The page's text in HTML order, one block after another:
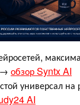
→ обзор Syntx AI
универсал на
AI